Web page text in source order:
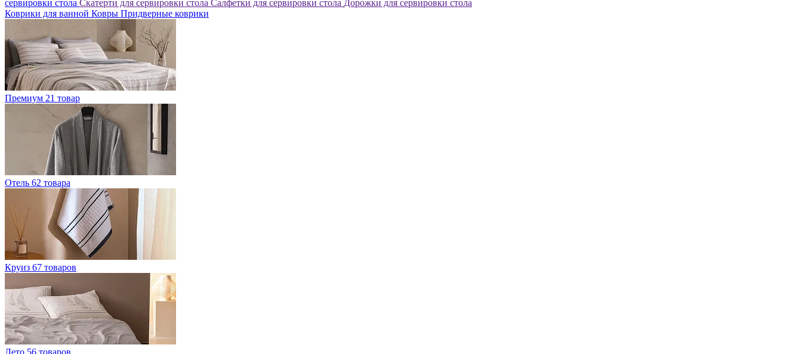
сервировки стола Скатерти для сервировки стола Салфетки для сервировки стола Дорожки для сервировки стола
Коврики для ванной Ковры Придверные коврики
Премиум 21 товар
Отель 62 товара
Круиз 67 товаров
Лето 56 товаров